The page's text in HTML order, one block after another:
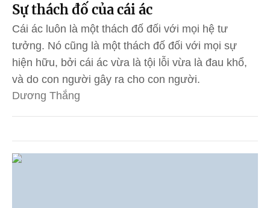
Sự thách đố của cái ác
Cái ác luôn là một thách đố đối với mọi hệ tư
tưởng. Nó cũng là một thách đố đối với mọi sự
hiện hữu, bởi cái ác vừa là tội lỗi vừa là đau khổ,
và do con người gây ra cho con người.
Dương Thắng